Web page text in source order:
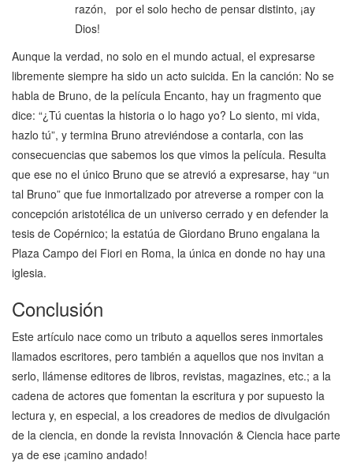
razón, por el solo hecho de pensar distinto, ¡ay
Dios!
Aunque la verdad, no solo en el mundo actual, el expresarse
libremente siempre ha sido un acto suicida. En la canción: No se
habla de Bruno, de la película Encanto, hay un fragmento que
dice: “¿Tú cuentas la historia o lo hago yo? Lo siento, mi vida,
hazlo tú”, y termina Bruno atreviéndose a contarla, con las
consecuencias que sabemos los que vimos la película. Resulta
que ese no el único Bruno que se atrevió a expresarse, hay “un
tal Bruno” que fue inmortalizado por atreverse a romper con la
concepción aristotélica de un universo cerrado y en defender la
tesis de Copérnico; la estatúa de Giordano Bruno engalana la
Plaza Campo dei Fiori en Roma, la única en donde no hay una
iglesia.
Conclusión
Este artículo nace como un tributo a aquellos seres inmortales
llamados escritores, pero también a aquellos que nos invitan a
serlo, llámense editores de libros, revistas, magazines, etc.; a la
cadena de actores que fomentan la escritura y por supuesto la
lectura y, en especial, a los creadores de medios de divulgación
de la ciencia, en donde la revista Innovación & Ciencia hace parte
ya de ese ¡camino andado!